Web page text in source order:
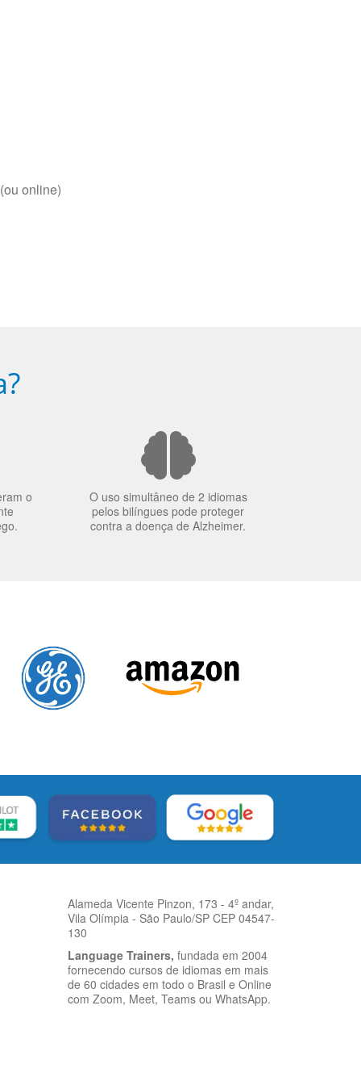
online)
o
O uso simultâneo de 2 idiomas
pelos bilíngues pode proteger
contra a doença de Alzheimer.
Alameda Vicente Pinzon, 173 - 4º andar,
Vila Olímpia - São Paulo/SP CEP 04547-
130
Language Trainers, fundada em 2004
fornecendo cursos de idiomas em mais
de 60 cidades em todo o Brasil e Online
com Zoom, Meet, Teams ou WhatsApp.